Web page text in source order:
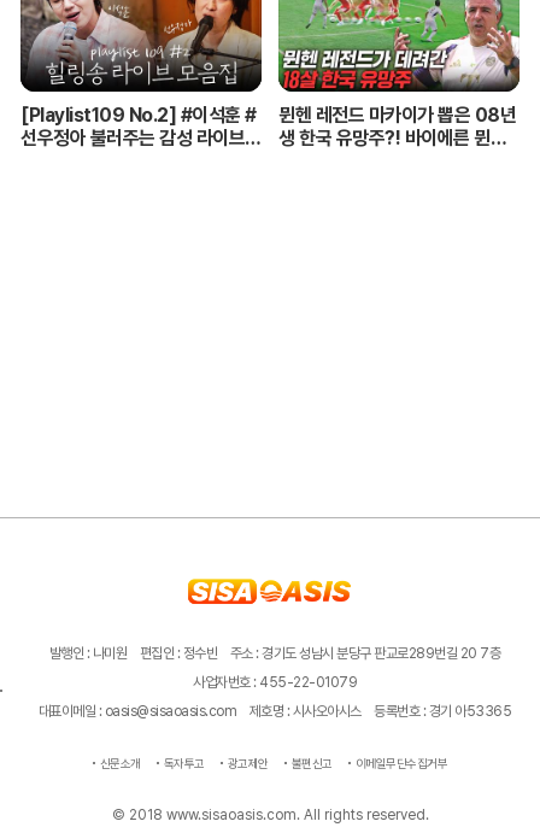
[Playlist109 No.2] #이석훈 #
선우정아 불러주는 감성 라이브
뮌헨 레전드 마카이가 뽑은 08년
생 한국 유망주?! 바이에른 뮌헨
발행인 : 나미원 편집인 : 정수빈
주소 : 경기도 성남시 분당구 판교로289번길 20 7층
사업자번호 : 455-22-01079
대표이메일 : oasis@sisaoasis.com
제호명 : 시사오아시스 등록번호 : 경기 아53365
신문소개 독자투고 광고제안 불편신고 이메일무단수집거부
© 2018 www.sisaoasis.com. All rights reserved.